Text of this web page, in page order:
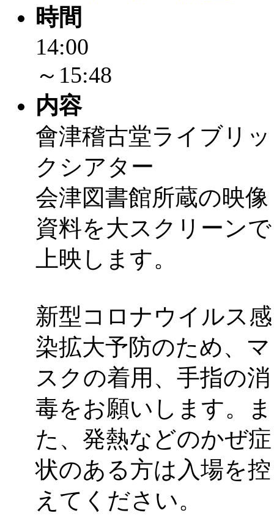
時間
14:00
～15:48
内容
會津稽古堂ライブリッ
クシアター
会津図書館所蔵の映像
資料を大スクリーンで
上映します。
新型コロナウイルス感
染拡大予防のため、マ
スクの着用、手指の消
毒をお願いします。ま
た、発熱などのかぜ症
状のある方は入場を控
えてください。